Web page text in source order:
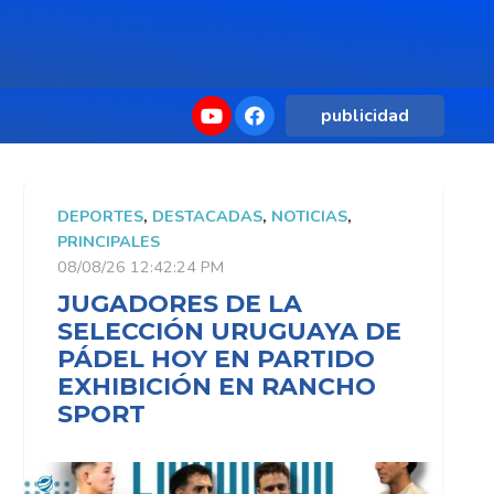
publicidad
DEPORTES, DESTACADAS, NOTICIAS,
PRINCIPALES
08/08/26 12:42:24 PM
JUGADORES DE LA
SELECCIÓN URUGUAYA DE
PÁDEL HOY EN PARTIDO
EXHIBICIÓN EN RANCHO
SPORT